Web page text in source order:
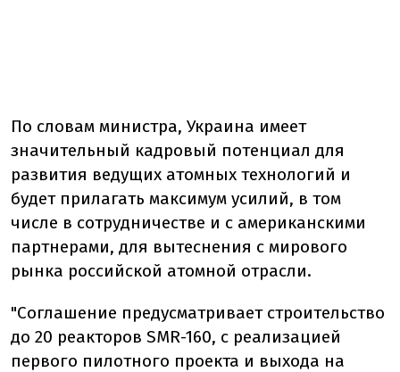
По словам министра, Украина имеет
значительный кадровый потенциал для
развития ведущих атомных технологий и
будет прилагать максимум усилий, в том
числе в сотрудничестве и с американскими
партнерами, для вытеснения с мирового
рынка российской атомной отрасли.
"Соглашение предусматривает строительство
до 20 реакторов SMR-160, с реализацией
первого пилотного проекта и выхода на